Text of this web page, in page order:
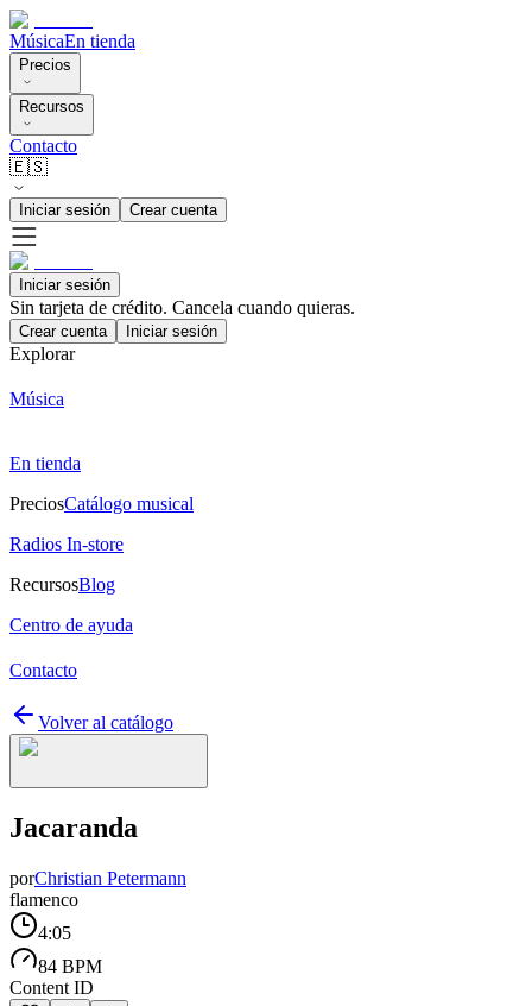
MúsicaEn tienda
Precios
Recursos
Contacto
🇪🇸
Iniciar sesión Crear cuenta
Iniciar sesión
Sin tarjeta de crédito. Cancela cuando quieras.
Crear cuenta Iniciar sesión
Explorar
Música
En tienda
PreciosCatálogo musical
Radios In-store
RecursosBlog
Centro de ayuda
Contacto
Volver al catálogo
Jacaranda
porChristian Petermann
flamenco
4:05
84 BPM
Content ID